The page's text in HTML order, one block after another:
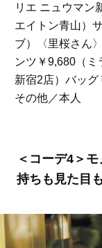
リエ ニュウマン
エイトン青山）
ブ）〈里桜さん
ンツ￥9,680（
新宿2店）バッグ
その他／本人
＜コーデ4＞
持ちも見た目